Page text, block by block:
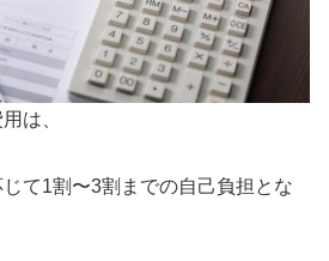
は、
じて1割〜3割までの自己負担とな